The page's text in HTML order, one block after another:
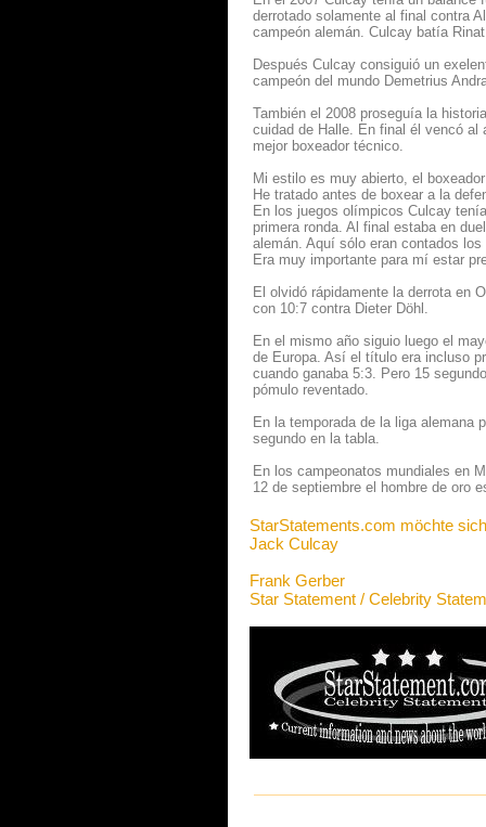
derrotado solamente al final contra
campeón alemán. Culcay batía
Después Culcay consiguió un
campeón del mundo Demetrius
También el 2008 proseguía la
cuidad de Halle. En final él vencó al
mejor boxeador técnico.
Mi estilo es muy abierto, el
He tratado antes de boxear a la
En los juegos olímpicos Culcay
primera ronda. Al final estaba en
alemán. Aquí sólo eran contados
Era muy importante para mí estar
El olvidó rápidamente la derrota en
con 10:7 contra Dieter Döhl.
En el mismo año siguio luego el
de Europa. Así el título era incluso
cuando ganaba 5:3. Pero 15
pómulo reventado.
En la temporada de la liga alemana
segundo en la tabla.
En los campeonatos mundiales en
12 de septiembre el hombre de oro
StarStatements.com möchte
Jack Culcay
Frank Gerber
Star Statement / Celebrity